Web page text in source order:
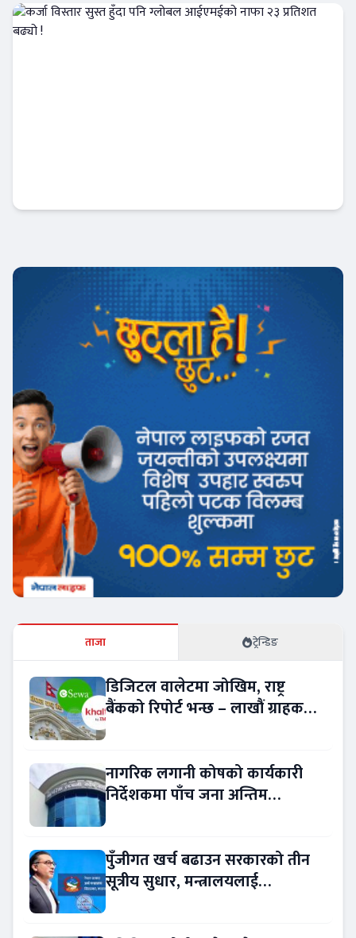
Banner News
ताजा ट्रेन्डिङ
डिजिटल वालेटमा जोखिम, राष्ट्र
बैंकको रिपोर्ट भन्छ – लाखौं ग्राहकको
नागरिक लगानी कोषको कार्यकारी
निर्देशकमा पाँच जना अन्तिम
पुँजीगत खर्च बढाउन सरकारको तीन
सूत्रीय सुधार, मन्त्रालयलाई